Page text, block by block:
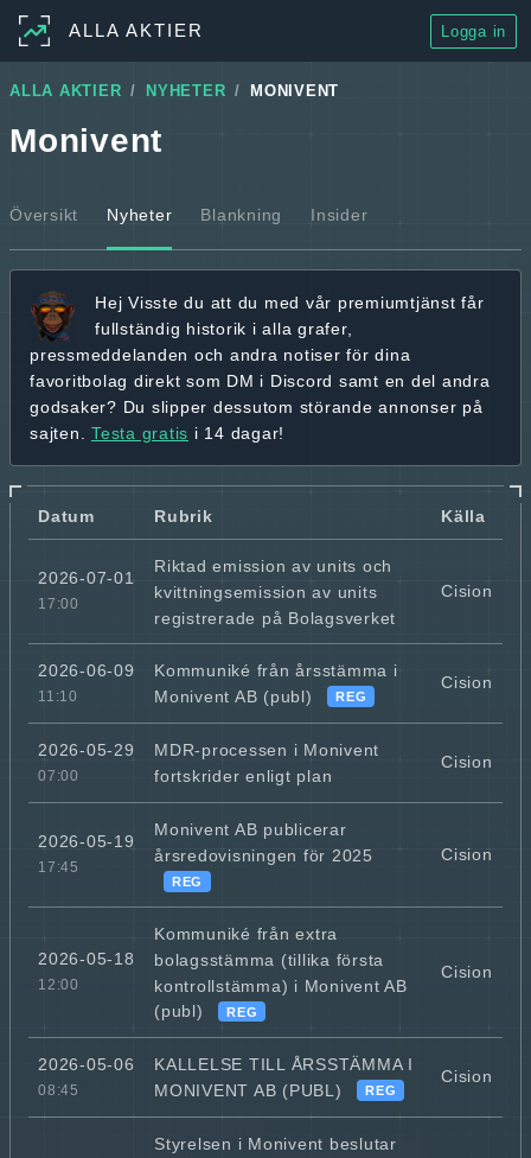
ALLA AKTIER Logga in
ALLA AKTIER NYHETER MONIVENT
Monivent
Översikt Nyheter Blankning Insider
Hej Visste du att du med vår premiumtjänst får
fullständig historik i alla grafer,
pressmeddelanden och andra notiser för dina
favoritbolag direkt som DM i Discord samt en del andra
godsaker? Du slipper dessutom störande annonser på
sajten. Testa gratis i 14 dagar!
Datum Rubrik Källa
2026-07-01
17:00
Riktad emission av units och
kvittningsemission av units
registrerade på Bolagsverket
Cision
2026-06-09
11:10
Kommuniké från årsstämma i
Monivent AB (publ)
REG
Cision
2026-05-29
07:00
MDR-processen i Monivent
fortskrider enligt plan
Cision
2026-05-19
17:45
Monivent AB publicerar
årsredovisningen för 2025
REG
Cision
2026-05-18
12:00
Kommuniké från extra
bolagsstämma (tillika första
kontrollstämma) i Monivent AB
(publ)
REG
Cision
2026-05-06
08:45
KALLELSE TILL ÅRSSTÄMMA I
MONIVENT AB (PUBL)
REG
Cision
Styrelsen i Monivent beslutar